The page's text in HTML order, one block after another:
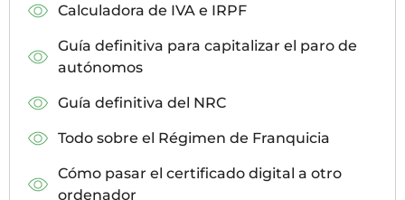
Calculadora de IVA e IRPF
Guía definitiva para capitalizar el paro de
autónomos
Guía definitiva del NRC
Todo sobre el Régimen de Franquicia
Cómo pasar el certificado digital a otro
ordenador